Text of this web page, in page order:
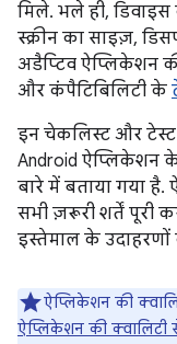
मिले. भले ही,
स्क्रीन का साइज़,
अडैप्टिव ऐप्लिकेशन
और कंपैटिबिलिटी के
इन चेकलिस्ट और
Android ऐप्लिकेशन
बारे में बताया गया
सभी ज़रूरी शर्तें पूरी
इस्तेमाल के
ऐप्लिकेशन की
ऐप्लिकेशन की क्वालिटी